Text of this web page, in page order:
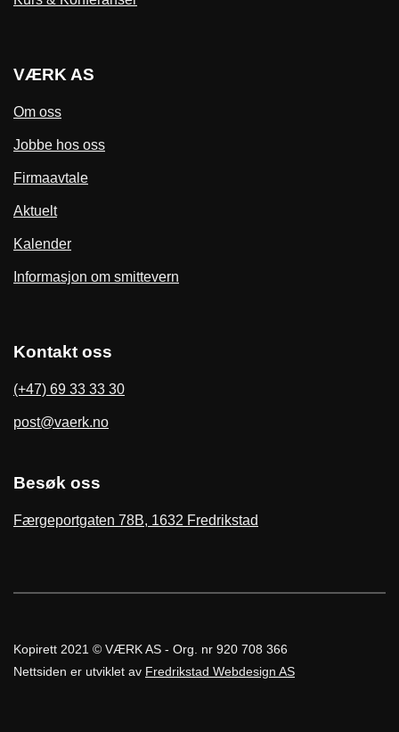
VÆRK AS
Om oss
Jobbe hos oss
Firmaavtale
Aktuelt
Kalender
Informasjon om smittevern
Kontakt oss
(+47) 69 33 33 30
post@vaerk.no
Besøk oss
Færgeportgaten 78B, 1632 Fredrikstad
Kopirett 2021 © VÆRK AS - Org. nr 920 708 366
Nettsiden er utviklet av Fredrikstad Webdesign AS